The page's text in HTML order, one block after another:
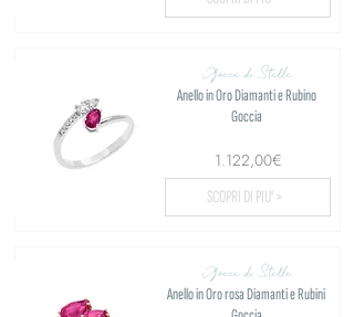
Gocce di Stelle
Anello in Oro Diamanti e Rubino
Goccia
1.122,00€
SCOPRI DI PIU' >
Gocce di Stelle
Anello in Oro rosa Diamanti e Rubini